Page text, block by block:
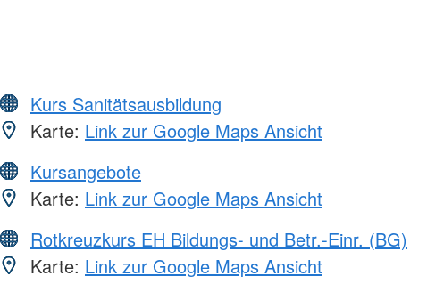
Kurs Sanitätsausbildung
Karte: Link zur Google Maps Ansicht
Kursangebote
Karte: Link zur Google Maps Ansicht
Rotkreuzkurs EH Bildungs- und Betr.-Einr. (BG)
Karte: Link zur Google Maps Ansicht